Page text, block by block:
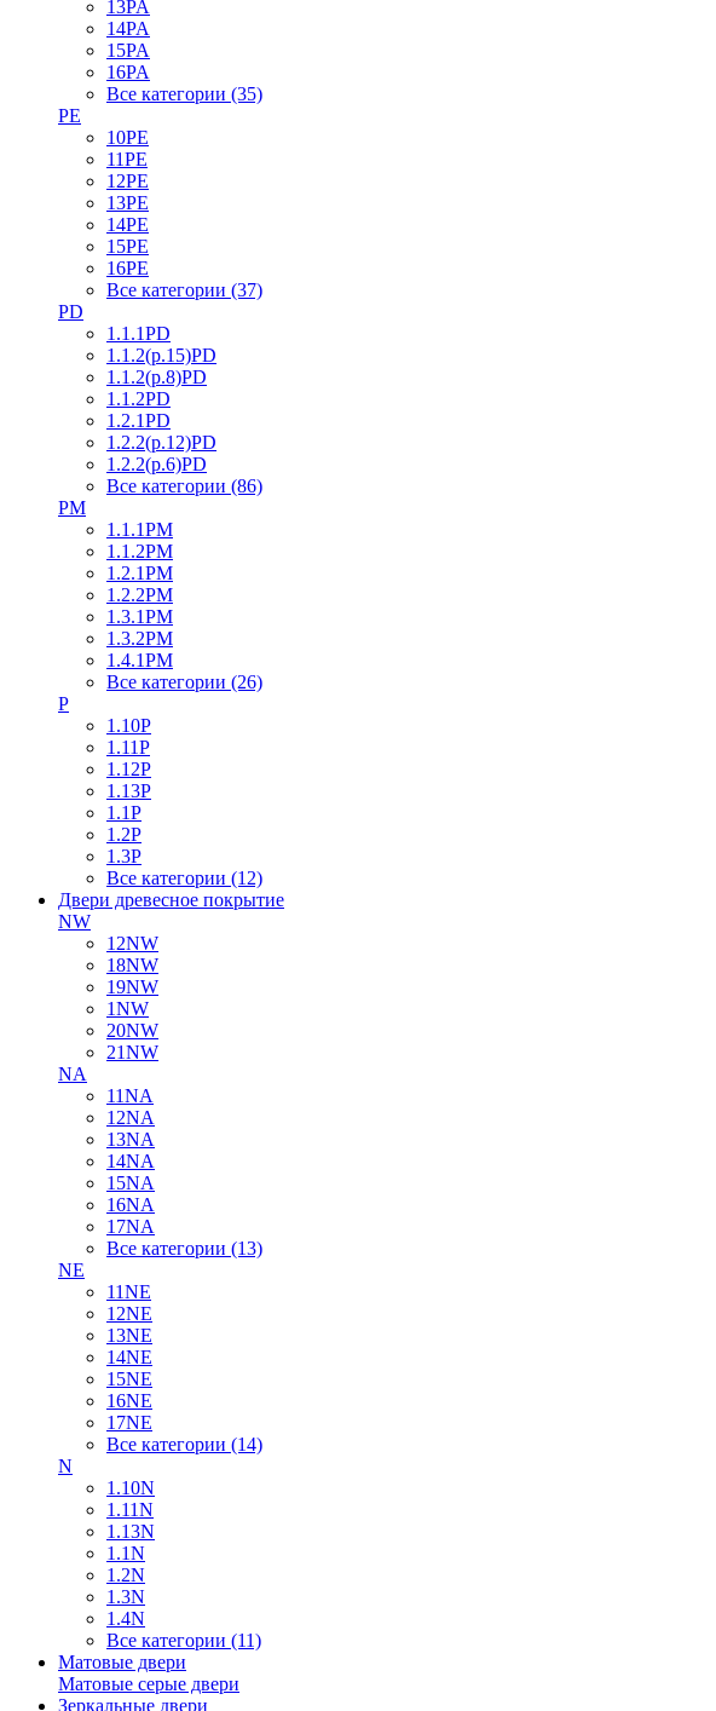
13PA
14PA
15PA
16PA
Все категории (35)
PE
10PE
11PE
12PE
13PE
14PE
15PE
16PE
Все категории (37)
PD
1.1.1PD
1.1.2(р.15)PD
1.1.2(р.8)PD
1.1.2PD
1.2.1PD
1.2.2(р.12)PD
1.2.2(р.6)PD
Все категории (86)
PM
1.1.1PM
1.1.2PM
1.2.1PM
1.2.2PM
1.3.1PM
1.3.2PM
1.4.1PM
Все категории (26)
P
1.10P
1.11P
1.12P
1.13P
1.1P
1.2P
1.3P
Все категории (12)
Двери древесное покрытие
NW
12NW
18NW
19NW
1NW
20NW
21NW
NA
11NA
12NA
13NA
14NA
15NA
16NA
17NA
Все категории (13)
NE
11NE
12NE
13NE
14NE
15NE
16NE
17NE
Все категории (14)
N
1.10N
1.11N
1.13N
1.1N
1.2N
1.3N
1.4N
Все категории (11)
Матовые двери
Матовые серые двери
Зеркальные двери